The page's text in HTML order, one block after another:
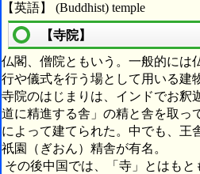
【英語】 (Buddhist) temple
【寺院】
仏閣、僧院ともいう。一般的には
行や儀式を行う場として用いる建
寺院のはじまりは、インドでお釈
道に精進する舎」の精と舎を取っ
によって建てられた。中でも、王
祇園（ぎおん）精舎が有名。
その後中国では、「寺」とはも